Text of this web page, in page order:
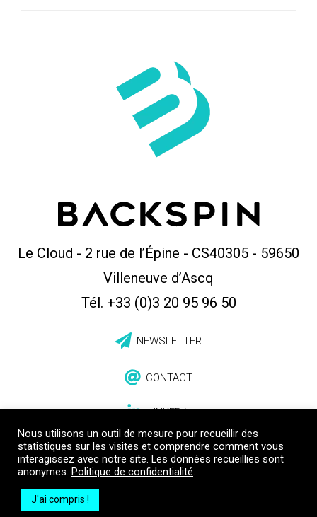
Le Cloud - 2 rue de l’Épine - CS40305 - 59650
Villeneuve d’Ascq
Tél. +33 (0)3 20 95 96 50
NEWSLETTER
CONTACT
LINKEDIN
Mentions légales
Nous utilisons un outil de mesure pour recueillir des
statistiques sur les visites et comprendre comment vous
interagissez avec notre site. Les données recueillies sont
anonymes. Politique de confidentialité.
J'ai compris !